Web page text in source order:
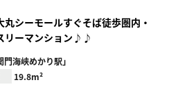
丸シーモールすぐそば徒歩圏内・
リーマンション♪♪
海峡めかり駅」
19.8m²